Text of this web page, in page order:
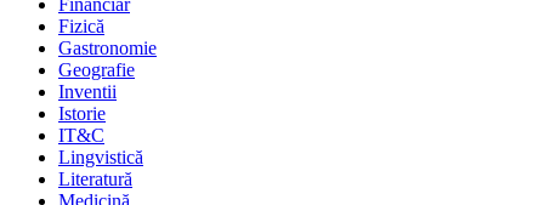
Fizică
Gastronomie
Geografie
Inventii
Istorie
IT&C
Lingvistică
Literatură
Medicină